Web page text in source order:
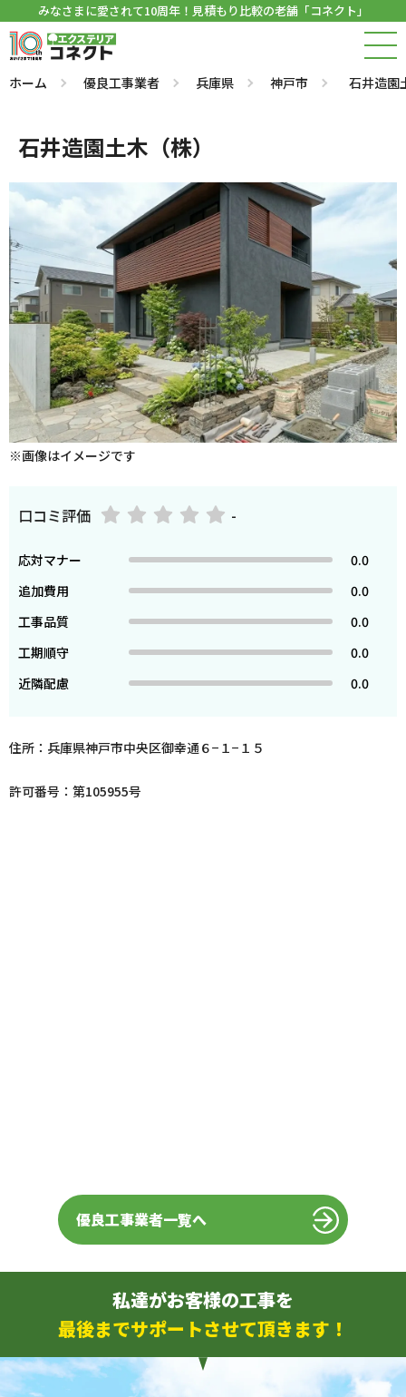
みなさまに愛されて10周年！見積もり比較の老舗「コネクト」
ホーム 優良工事業者 兵庫県 神戸市 石井造園
石井造園土木（株）
※画像はイメージです
口コミ評価 -
応対マナー
0.0
追加費用
0.0
工事品質
0.0
工期順守
0.0
近隣配慮
0.0
住所：兵庫県神戸市中央区御幸通６−１−１５
許可番号：第105955号
優良工事業者一覧へ
私達がお客様の工事を
最後までサポートさせて頂きます！